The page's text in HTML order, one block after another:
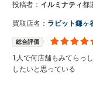
投稿者： イルミナティ都
買取店名： ラビット鎌ヶ
総合評価
1人で何店舗もみてらっ
したいと思っている